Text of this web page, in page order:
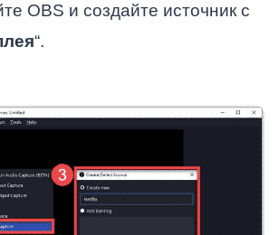
OBS и создайте источник с
“.